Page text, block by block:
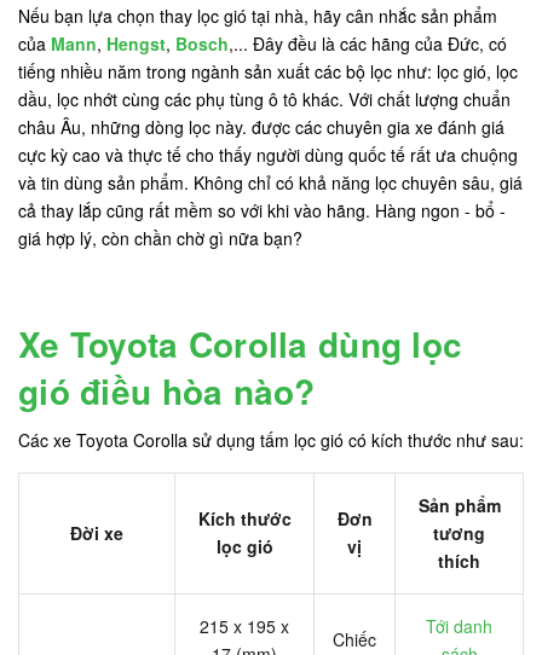
Nếu bạn lựa chọn thay lọc gió tại nhà, hãy cân nhắc sản phẩm
của Mann, Hengst, Bosch,... Đây đều là các hãng của Đức, có
tiếng nhiều năm trong ngành sản xuất các bộ lọc như: lọc gió, lọc
dầu, lọc nhớt cùng các phụ tùng ô tô khác. Với chất lượng chuẩn
châu Âu, những dòng lọc này. được các chuyên gia xe đánh giá
cực kỳ cao và thực tế cho thấy người dùng quốc tế rất ưa chuộng
và tin dùng sản phẩm. Không chỉ có khả năng lọc chuyên sâu, giá
cả thay lắp cũng rất mềm so với khi vào hãng. Hàng ngon - bổ -
giá hợp lý, còn chần chờ gì nữa bạn?
Xe Toyota Corolla dùng lọc
gió điều hòa nào?
Các xe Toyota Corolla sử dụng tấm lọc gió có kích thước như sau:
Đời xe
Kích thước
lọc gió
Đơn
vị
Sản phẩm
tương
thích
215 x 195 x
Chiếc
Tới danh